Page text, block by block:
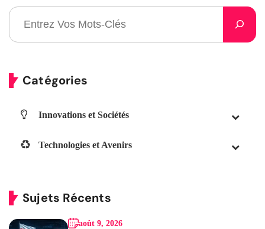
Catégories
Innovations et Sociétés
Technologies et Avenirs
Sujets Récents
août 9, 2026